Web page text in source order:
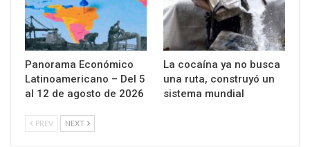
Panorama Económico
Latinoamericano – Del 5
al 12 de agosto de 2026
La cocaína ya no busca
una ruta, construyó un
sistema mundial
PREV NEXT